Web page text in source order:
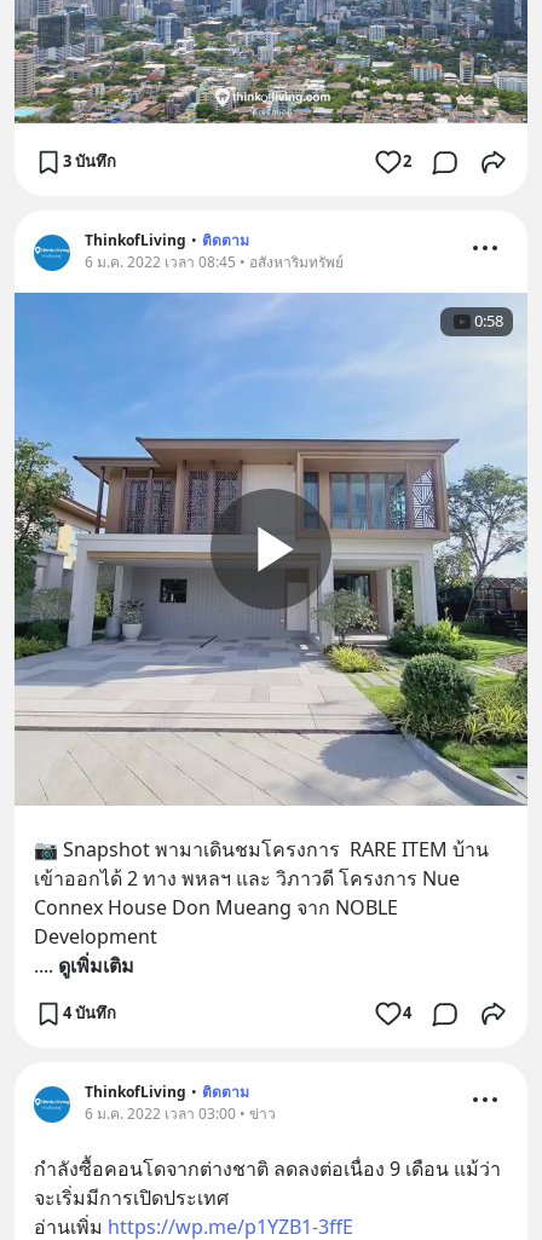
3 บันทึก 2
ThinkofLiving • ติดตาม
6 ม.ค. 2022 เวลา 08:45 • อสังหาริมทรัพย์
0:58
📷 Snapshot พามาเดินชมโครงการ  RARE ITEM บ้าน
เข้าออกได้ 2 ทาง พหลฯ และ วิภาวดี โครงการ Nue
Connex House Don Mueang จาก NOBLE
Development
.... ดูเพิ่มเติม
4 บันทึก 4
ThinkofLiving • ติดตาม
6 ม.ค. 2022 เวลา 03:00 • ข่าว
กำลังซื้อคอนโดจากต่างชาติ ลดลงต่อเนื่อง 9 เดือน แม้ว่า
จะเริ่มมีการเปิดประเทศ
อ่านเพิ่ม https://wp.me/p1YZB1-3ffE